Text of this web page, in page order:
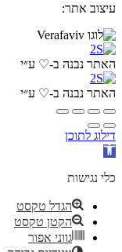
עיצוב אתר:
האתר נבנה ב-♡ ע״י
האתר נבנה ב-♡ ע״י
דילוג לתוכן
פתח
נגישות
כלי נגישות
הגדל טקסט
הקטן טקסט
גווני אפור